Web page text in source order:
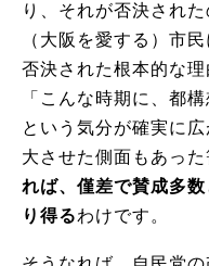
り、それが否決され
（大阪を愛する）市
否決された根本的な理
「こんな時期に、都
という気分が確実に
大させた側面もあった
れば、僅差で賛成多
り得るわけです。